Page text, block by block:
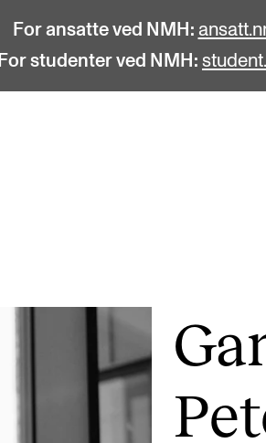
For ansatte ved NMH:
For studenter ved NMH:
Fagmiljøer
Studentutvalet SUT (student.nmh.no)